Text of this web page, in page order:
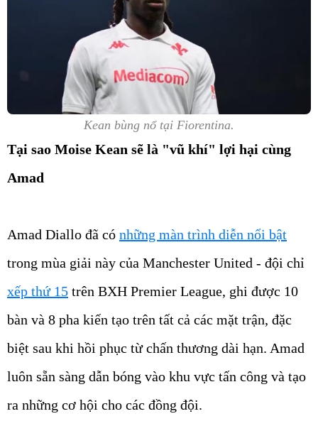
Kean bùng nổ tại Fiorentina.
Tại sao Moise Kean sẽ là "vũ khí" lợi hại cùng
Amad
Amad Diallo đã có những màn trình diễn nổi bật
trong mùa giải này của Manchester United - đội chỉ
xếp thứ 15 trên BXH Premier League, ghi được 10
bàn và 8 pha kiến tạo trên tất cả các mặt trận, đặc
biệt sau khi hồi phục từ chấn thương dài hạn. Amad
luôn sẵn sàng dẫn bóng vào khu vực tấn công và tạo
ra những cơ hội cho các đồng đội.